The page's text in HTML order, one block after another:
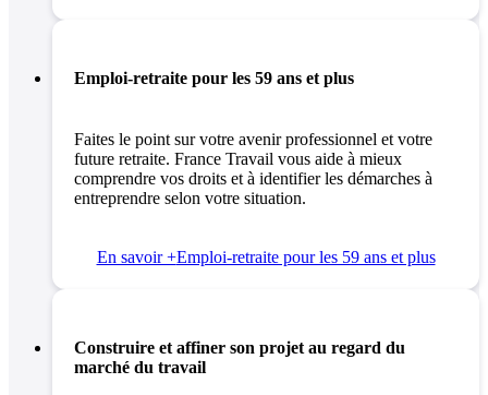
Emploi-retraite pour les 59 ans et plus
Faites le point sur votre avenir professionnel et votre
future retraite. France Travail vous aide à mieux
comprendre vos droits et à identifier les démarches à
entreprendre selon votre situation.
En savoir +Emploi-retraite pour les 59 ans et plus
Construire et affiner son projet au regard du
marché du travail